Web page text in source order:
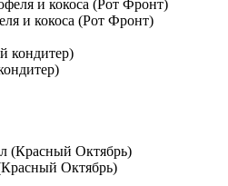
и кокоса (Рот Фронт)
Октябрь)